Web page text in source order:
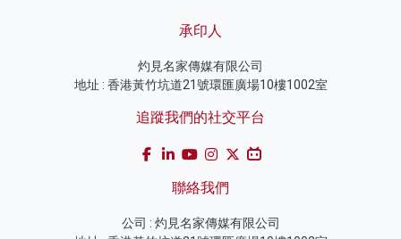
承印人
灼見名家傳媒有限公司
地址 : 香港黃竹坑道21號環匯廣場10樓1002室
追蹤我們的社交平台
聯絡我們
公司 : 灼見名家傳媒有限公司